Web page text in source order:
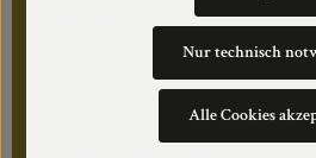
Nur technisch
Alle Cookies